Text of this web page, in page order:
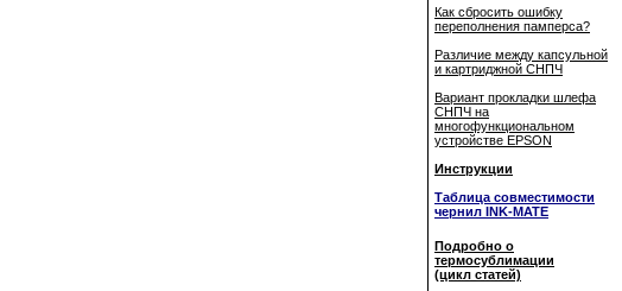
Как сбросить ошибку
переполнения памперса?
Различие между капсульной
и картриджной СНПЧ
Вариант прокладки шлефа
СНПЧ на
многофункциональном
устройстве EPSON
Инструкции
Таблица совместимости
чернил INK-MATE
Подробно о
термосублимации
(цикл статей)